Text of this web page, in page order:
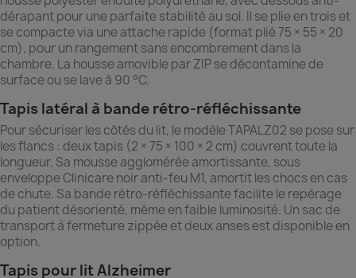
dérapant pour une parfaite stabilité au sol. Il se plie en trois et
se compacte via une attache rapide (format plié 75 × 55 × 20
cm), pour un rangement sans encombrement dans la
chambre. La housse amovible par ZIP se décontamine de
surface ou se lave à 90 °C.
Tapis latéral à bande rétro-réfléchissante
Pour sécuriser les côtés du lit, le modèle TAPALZ02 se pose sur
les flancs : deux tapis (2 × 75 × 100 × 2 cm) couvrent toute la
longueur. Sa mousse agglomérée amortissante, sous
enveloppe Clinicare noir anti-feu M1, amortit les chocs en cas
de chute. Sa bande rétro-réfléchissante facilite le repérage
du patient désorienté, même en faible luminosité. Un sac de
transport à fermeture zippée et deux anses est disponible en
option.
Tapis pour lit Alzheimer